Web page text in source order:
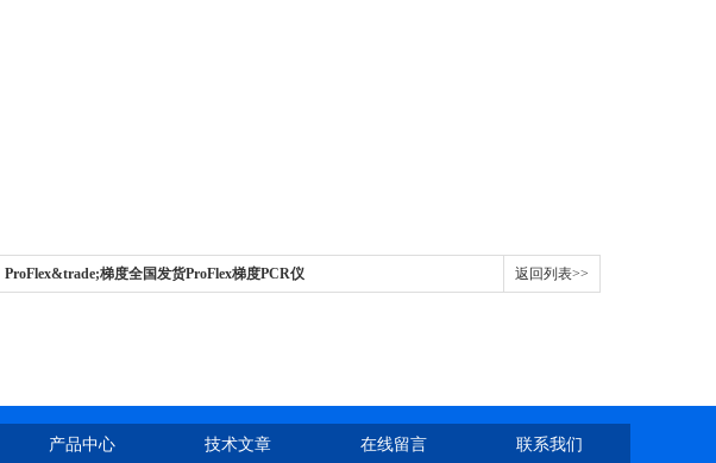
ProFlex&trade;梯度全国发货ProFlex梯度PCR仪 返回列表>>
产品中心 技术文章 在线留言 联系我们